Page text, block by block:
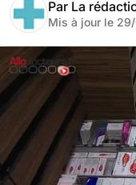
Par La
Mis à jour le